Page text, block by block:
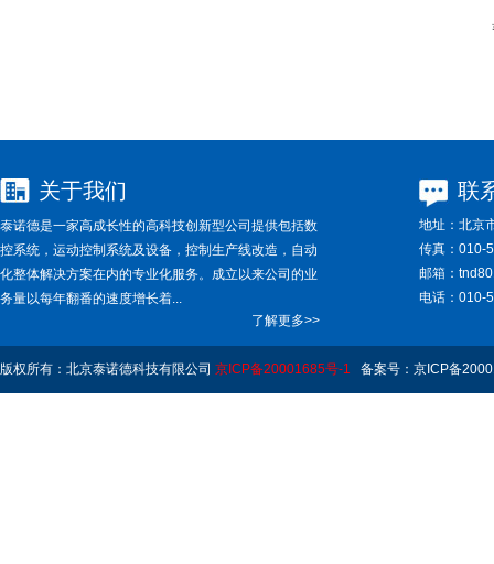
关于我们
泰诺德是一家高成长性的高科技创新型公司提供包括数
控系统，运动控制系统及设备，控制生产线改造，自动
化整体解决方案在内的专业化服务。成立以来公司的业
务量以每年翻番的速度增长着...
了解更多>>
联
地址： 北京
传真： 010-
邮箱：
电话： 010-
版权所有：北京泰诺德科技有限公司 京ICP备20001685号-1 备案号：京ICP备